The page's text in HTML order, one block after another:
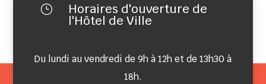
} Horaires d'ouverture de
l'Hôtel de Ville
Du lundi au vendredi de 9h à 12h et de 13h30 à
18h.